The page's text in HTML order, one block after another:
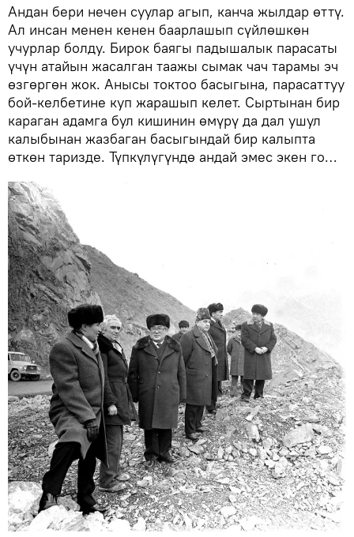
Андан бери нечен суулар агып, канча жылдар өттү.
Ал инсан менен кенен баарлашып сүйлөшкөн
учурлар болду. Бирок баягы падышалык парасаты
үчүн атайын жасалган таажы сымак чач тарамы эч
өзгөргөн жок. Анысы токтоо басыгына, парасаттуу
бой-келбетине куп жарашып келет. Сыртынан бир
караган адамга бул кишинин өмүрү да дал ушул
калыбынан жазбаган басыгындай бир калыпта
өткөн таризде. Түпкүлүгүндө андай эмес экен го…